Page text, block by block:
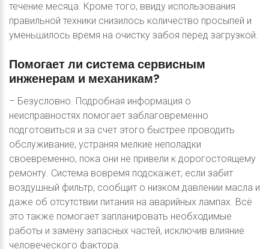
течение месяца. Кроме того, ввиду использования
правильной техники снизилось количество просыпей и
уменьшилось время на очистку забоя перед загрузкой.
Помогаетли системасервисным
инженерам и механикам?
– Безусловно. Подробная информация о
неисправностях помогает заблаговременно
подготовиться и за счет этого быстрее проводить
обслуживание, устраняя мелкие неполадки
своевременно, пока они не привели к дорогостоящему
ремонту. Система вовремя подскажет, если забит
воздушный фильтр, сообщит о низком давлении масла и
даже об отсутствии питания на аварийных лампах. Всё
это также помогает запланировать необходимые
работы и замену запасных частей, исключив влияние
человеческого фактора.